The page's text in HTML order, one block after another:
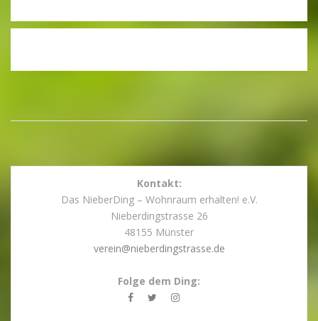
Kontakt:
Das NieberDing – Wohnraum erhalten! e.V.
Nieberdingstrasse 26
48155 Münster
verein@nieberdingstrasse.de
Folge dem Ding: